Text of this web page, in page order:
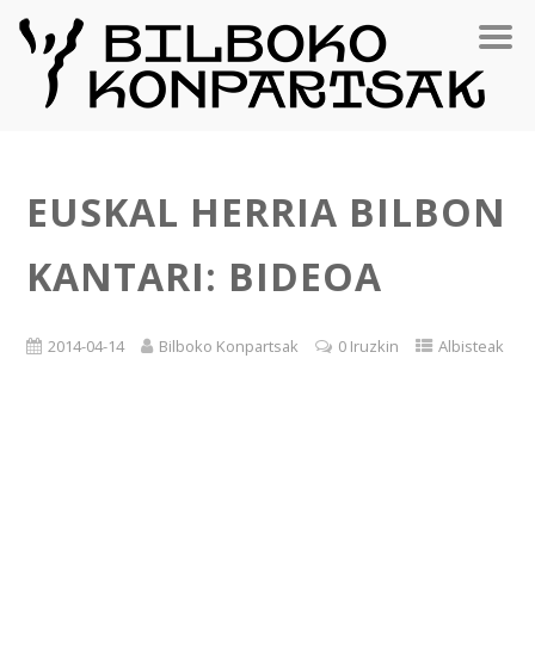
EUSKAL HERRIA BILBON
KANTARI: BIDEOA
2014-04-14 Bilboko Konpartsak 0 Iruzkin Albisteak